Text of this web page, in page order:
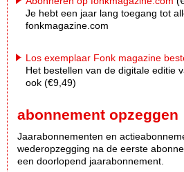
Je hebt een jaar lang toegang tot
fonkmagazine.com
Los exemplaar Fonk magazine
Het bestellen van de digitale editie
ook (€9,49)
abonnement opzeggen
Jaarabonnementen en
wederopzegging na de eerste
een doorlopend jaarabonnement.